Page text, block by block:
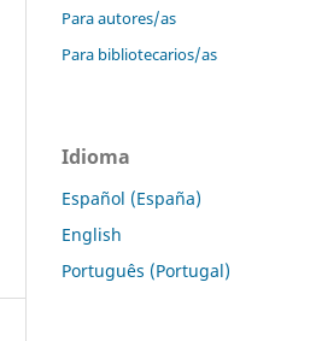
Para autores/as
Para bibliotecarios/as
Idioma
Español (España)
English
Português (Portugal)